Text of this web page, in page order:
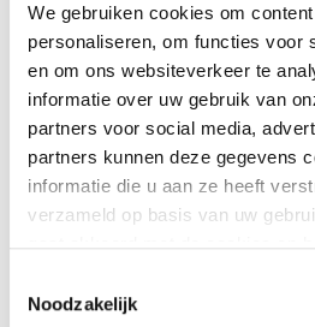
We gebruiken cookies om
personaliseren, om functies voor
en om ons websiteverkeer te
informatie over uw gebruik van
partners voor social media,
partners kunnen deze gegevens
informatie die u aan ze heeft
verzameld op basis van uw
Noodzakelijk
De persoon van Hans Brinker is
de Amerikaanse
Zoals in het verhaal van het
website wordt uitgelegd, is Hans
zijn vinger in de dijk steekt. Dat is
jongen die in Haarlem woont. Maar
zèlf vandaan?